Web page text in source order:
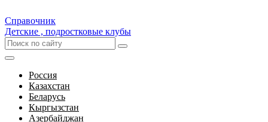
Справочник
Детские , подростковые клубы
Россия
Казахстан
Беларусь
Кыргызстан
Азербайджан